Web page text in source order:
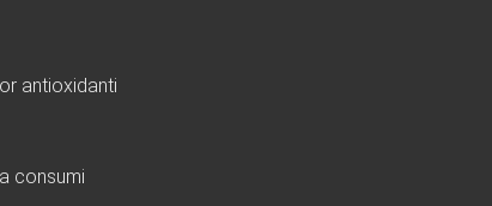
antioxidanti
consumi